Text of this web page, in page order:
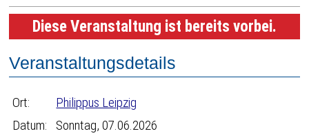
Diese Veranstaltung ist bereits vorbei.
Veranstaltungsdetails
Ort:
Philippus Leipzig
Datum:
Sonntag, 07.06.2026